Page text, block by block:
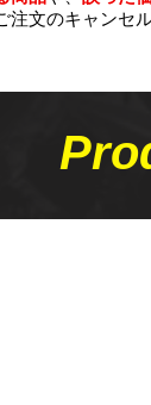
文のキャンセ